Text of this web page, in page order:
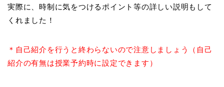
実際に、時制に気をつけるポイント等の詳しい説明もして
くれました！
＊自己紹介を行うと終わらないので注意しましょう（自己
紹介の有無は授業予約時に設定できます）